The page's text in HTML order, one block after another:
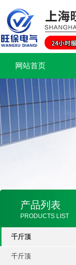
网站首页
产品列表
PRODUCTS LIST
千斤顶
千斤顶